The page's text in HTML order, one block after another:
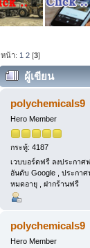
หน้า: 1 2 [3]
ผู้เขียน
สูง | Thai Poly
polychemicals9
Hero Member
กระทู้: 4187
เวบบอร์ดฟรี ลงประกาศ
อันดับ Google , ประกาศ
หมดอายุ , ฝากร้านฟรี
polychemicals9
Hero Member